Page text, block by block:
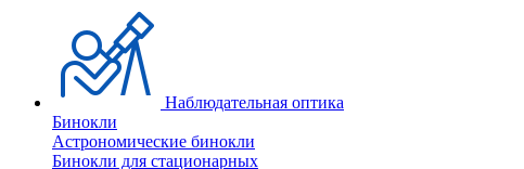
Наблюдательная оптика
Бинокли
Астрономические бинокли
Бинокли для стационарных